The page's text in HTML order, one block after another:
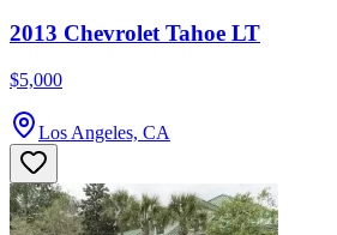
2013 Chevrolet Tahoe LT
$5,000
Los Angeles, CA